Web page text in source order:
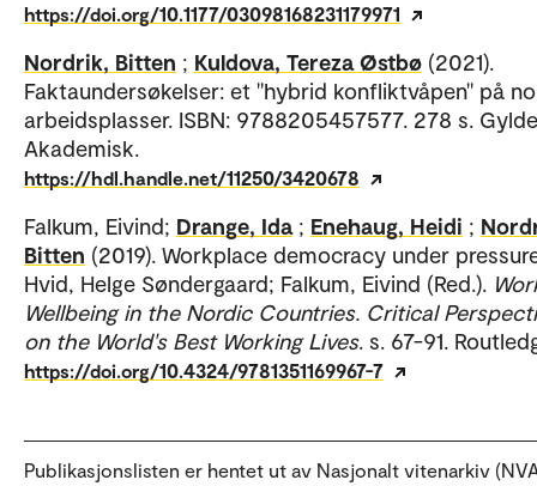
https://doi.org/10.1177/03098168231179971
Nordrik, Bitten ; Kuldova, Tereza Østbø (2021).
Faktaundersøkelser: et "hybrid konfliktvåpen" på
arbeidsplasser. ISBN: 9788205457577. 278 s.
Akademisk.
https://hdl.handle.net/11250/3420678
Falkum, Eivind; Drange, Ida ; Enehaug, Heidi ;
Bitten (2019). Workplace democracy under
Hvid, Helge Søndergaard; Falkum, Eivind (Red.).
Wellbeing in the Nordic Countries. Critical
on the World's Best Working Lives. s. 67-91.
https://doi.org/10.4324/9781351169967-7
Publikasjonslisten er hentet ut av Nasjonalt vitenarkiv